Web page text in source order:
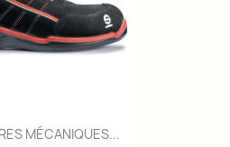
MÉCANIQUES...